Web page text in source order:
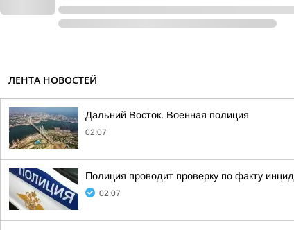
ЛЕНТА НОВОСТЕЙ
Дальний Восток. Военная полиция
02:07
Полиция проводит проверку по факту
02:07